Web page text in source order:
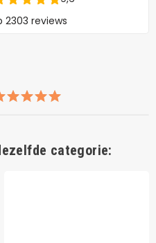
categorie: